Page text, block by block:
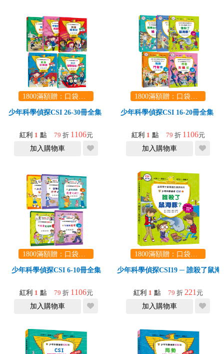
1800滿額贈：口袋玩具一份（隨機出貨） (summer read)
少年科學偵探CSI 26-30冊全集
紅利 1 點 79 折 1106元
加入購物車
1800滿額贈：口袋玩具一份（隨機出貨） (summer read)
少年科學偵探CSI 16-20冊全集
紅利 1 點 79 折 1106元
加入購物車
1800滿額贈：口袋玩具一份（隨機出貨） (summer read)
少年科學偵探CSI 6-10冊全集
紅利 1 點 79 折 1106元
加入購物車
1800滿額贈：口袋玩具一份（隨機出貨） (summer read)
少年科學偵探CSI19 ─ 誰殺了鼠海
紅利 1 點 79 折 221 元
加入購物車